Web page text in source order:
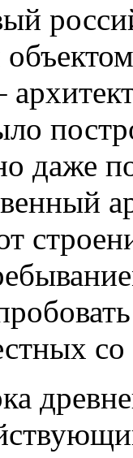
даже